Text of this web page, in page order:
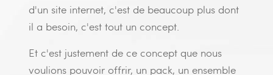
d'un site internet, c'est de beaucoup plus dont
il a besoin, c'est tout un concept.
Et c'est justement de ce concept que nous
voulions pouvoir offrir, un pack, un ensemble